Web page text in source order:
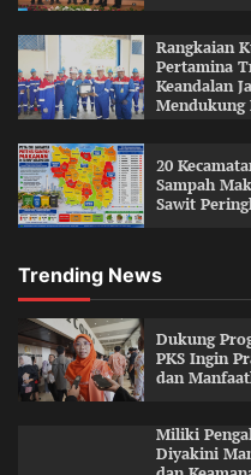
Rangkaian
Pertamina
Keandalan
Mendukung
20
Sampah
Sawit
Trending News
Dukung
PKS Ingin
dan
Miliki
Diyakini